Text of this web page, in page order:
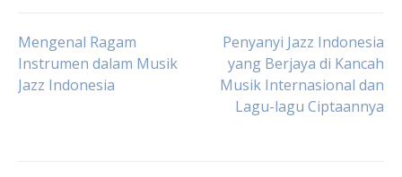
Post
navigation
Mengenal Ragam
Instrumen dalam Musik
Jazz Indonesia
Penyanyi Jazz Indonesia
yang Berjaya di Kancah
Musik Internasional dan
Lagu-lagu Ciptaannya